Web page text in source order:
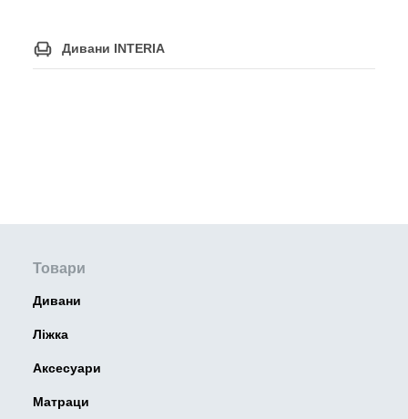
Дивани INTERIA
Товари
Дивани
Ліжка
Аксесуари
Матраци